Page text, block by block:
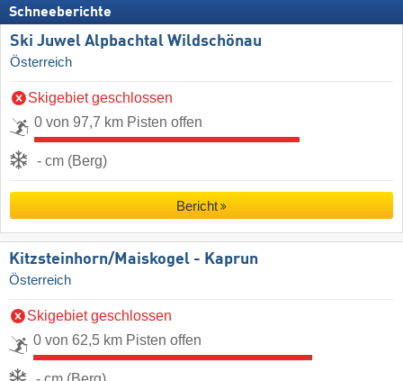
Schneeberichte
Ski Juwel Alpbachtal Wildschönau
Österreich
Skigebiet geschlossen
0 von 97,7 km Pisten offen
- cm (Berg)
Bericht
Kitzsteinhorn/​Maiskogel - Kaprun
Österreich
Skigebiet geschlossen
0 von 62,5 km Pisten offen